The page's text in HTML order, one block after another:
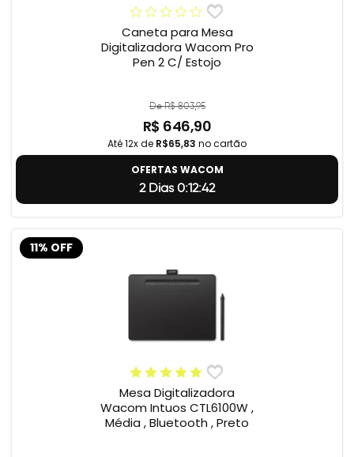
Caneta para Mesa
Digitalizadora Wacom Pro
Pen 2 C/ Estojo
De R$ 803,95
R$ 646,90
Até 12x de R$65,83 no cartão
OFERTAS WACOM
2 Dias 0:12:41
11% OFF
Mesa Digitalizadora
Wacom Intuos CTL6100W ,
Média , Bluetooth , Preto